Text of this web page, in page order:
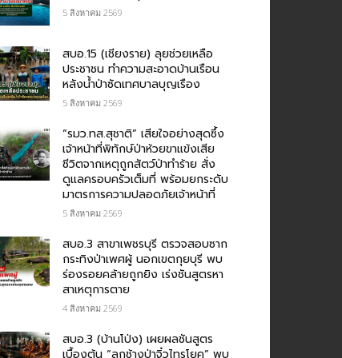
5 สิงหาคม 2569
สบอ.15 (เชียงราย) ลุยช่วยเหลือ
ประชาชน ทำความสะอาดบ้านเรือน
หลังน้ำป่าซัดเทศบาลบุญเรือง
5 สิงหาคม 2569
“รมว.ทส.สุชาติ” เสียใจอย่างสุดซึ้ง
เจ้าหน้าที่พิทักษ์ป่าห้วยขาแข้งเสีย
ชีวิตจากเหตุถูกสัตว์ป่าทำร้าย สั่ง
ดูแลครอบครัวเต็มที่ พร้อมยกระดับ
มาตรการความปลอดภัยเจ้าหน้าที่
5 สิงหาคม 2569
สบอ.3 สาขาเพชรบุรี ตรวจสอบซาก
กระทิงป่าเพศผู้ นอกเขตกุยบุรี พบ
ร่องรอยคล้ายถูกยิง เร่งชันสูตรหา
สาเหตุการตาย
4 สิงหาคม 2569
สบอ.3 (บ้านโป่ง) เผยผลชันสูตร
เบื้องต้น “ลูกช้างป่าจิ๋วไทรโยค” พบ